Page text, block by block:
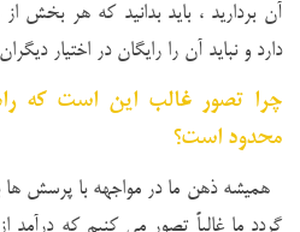
آن بردارید ، باید بدانید که هر بخش
دارد و نباید آن را رایگان در اختیار
چرا تصور غالب این است که
محدود است؟
همیشه ذهن ما در مواجهه با پرسش ها
گردد ما غالباً تصور می کنیم که درآمد